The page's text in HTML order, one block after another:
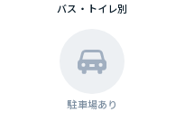
バス・トイレ別
駐車場あり